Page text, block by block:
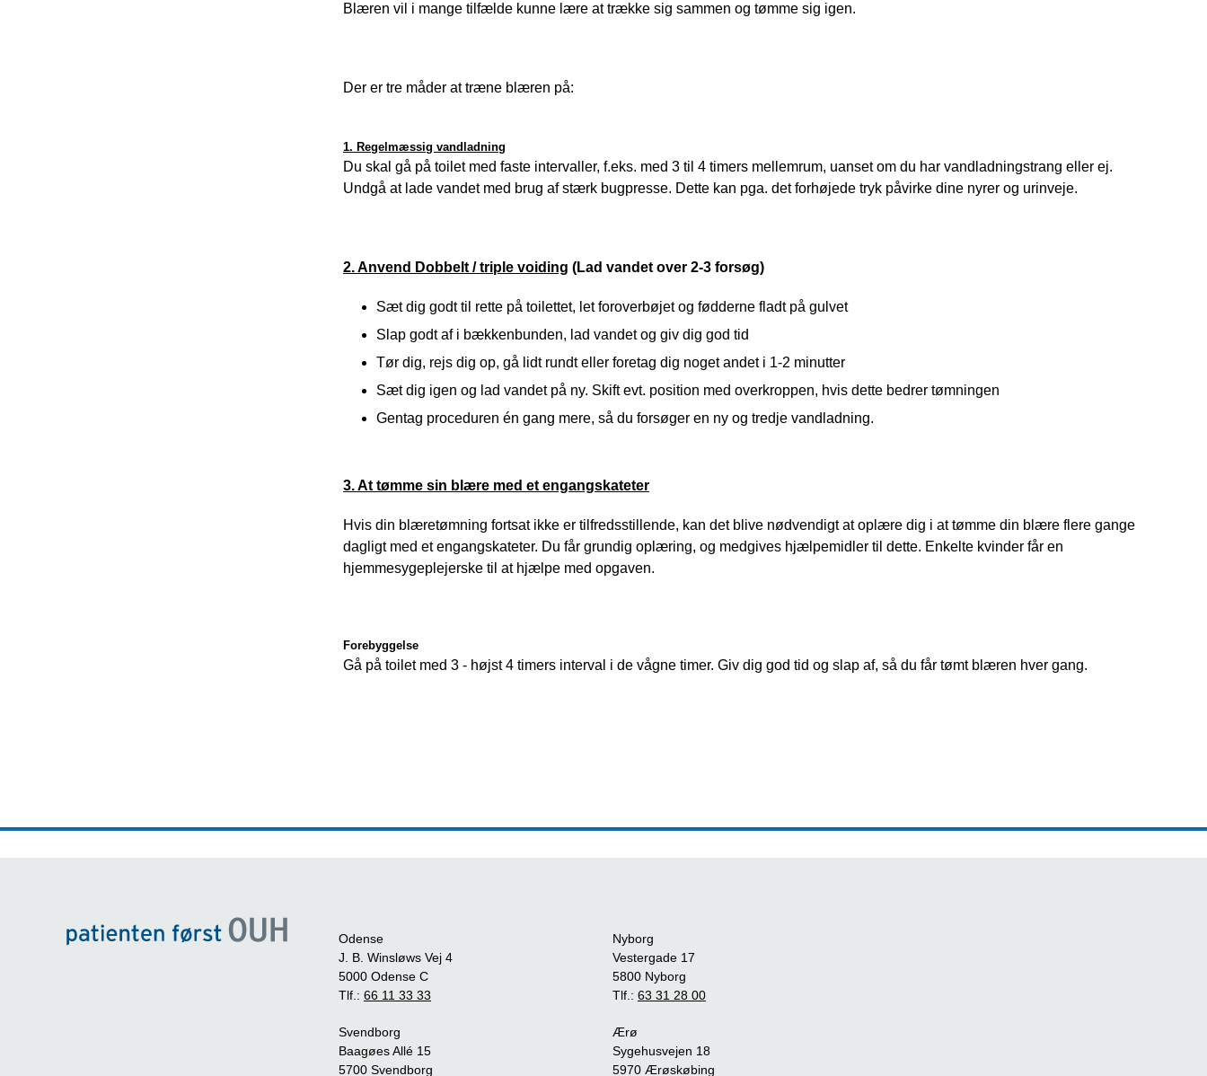
Blæren vil i mange tilfælde kunne lære at trække sig sammen og tømme sig igen.
Der er tre måder at træne blæren på:
1. Regelmæssig vandladning
Du skal gå på toilet med faste intervaller, f.eks. med 3 til 4 timers mellemrum, uanset om du har vandladningstrang eller ej.
Undgå at lade vandet med brug af stærk bugpresse. Dette kan pga. det forhøjede tryk påvirke dine nyrer og urinveje.
2. Anvend Dobbelt / triple voiding (Lad vandet over 2-3 forsøg)
Sæt dig godt til rette på toilettet, let foroverbøjet og fødderne fladt på gulvet
Slap godt af i bækkenbunden, lad vandet og giv dig god tid
Tør dig, rejs dig op, gå lidt rundt eller foretag dig noget andet i 1-2 minutter
Sæt dig igen og lad vandet på ny. Skift evt. position med overkroppen, hvis dette bedrer tømningen
Gentag proceduren én gang mere, så du forsøger en ny og tredje vandladning.
3. At tømme sin blære med et engangskateter
Hvis din blæretømning fortsat ikke er tilfredsstillende, kan det blive nødvendigt at oplære dig i at tømme din blære flere gange
dagligt med et engangskateter. Du får grundig oplæring, og medgives hjælpemidler til dette. Enkelte kvinder får en
hjemmesygeplejerske til at hjælpe med opgaven.
Forebyggelse
Gå på toilet med 3 - højst 4 timers interval i de vågne timer. Giv dig god tid og slap af, så du får tømt blæren hver gang.
Odense
J. B. Winsløws Vej 4
5000 Odense C
Tlf.: 66 11 33 33
Svendborg
Baagøes Allé 15
5700 Svendborg
Nyborg
Vestergade 17
5800 Nyborg
Tlf.: 63 31 28 00
Ærø
Sygehusvejen 18
5970 Ærøskøbing